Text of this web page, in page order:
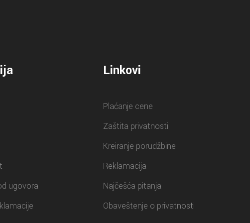
ugovora
Linkovi
Plaćanje cene
Zaštita privatnosti
Kreiranje porudžbine
Reklamacija
Najčešća pitanja
Obaveštenje o privatnosti